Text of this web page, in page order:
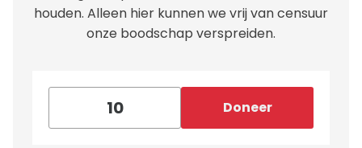
houden. Alleen hier kunnen we vrij van censuur
onze boodschap verspreiden.
Doneer